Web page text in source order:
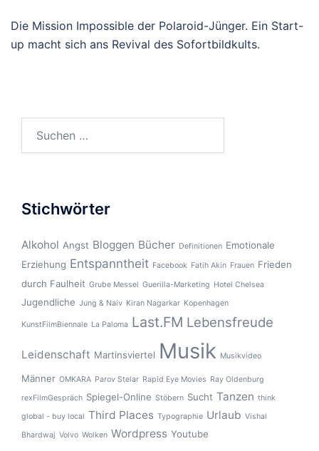
Die Mission Impossible der Polaroid-Jünger. Ein Start-
up macht sich ans Revival des Sofortbildkults.
Stichwörter
Alkohol Angst Bloggen Bücher Definitionen Emotionale
Erziehung Entspanntheit Facebook Fatih Akin Frauen Frieden
durch Faulheit Grube Messel Guerilla-Marketing Hotel Chelsea
Jugendliche Jung & Naiv Kiran Nagarkar Kopenhagen
KunstFilmBiennale La Paloma Last.FM Lebensfreude
Leidenschaft Martinsviertel Musik Musikvideo
Männer OMKARA Parov Stelar Rapid Eye Movies Ray Oldenburg
rexFilmGespräch Spiegel-Online Stöbern Sucht Tanzen think
global - buy local Third Places Typographie Urlaub Vishal
Bhardwaj Volvo Wolken Wordpress Youtube